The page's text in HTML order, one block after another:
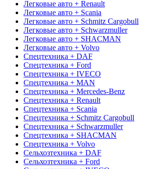
Легковые авто + Renault
Легковые авто + Scania
Легковые авто + Schmitz Cargobull
Легковые авто + Schwarzmuller
Легковые авто + SHACMAN
Легковые авто + Volvo
Спецтехника + DAF
Спецтехника + Ford
Спецтехника + IVECO
Спецтехника + MAN
Спецтехника + Mercedes-Benz
Спецтехника + Renault
Спецтехника + Scania
Спецтехника + Schmitz Cargobull
Спецтехника + Schwarzmuller
Спецтехника + SHACMAN
Спецтехника + Volvo
Сельхозтехника + DAF
Сельхозтехника + Ford